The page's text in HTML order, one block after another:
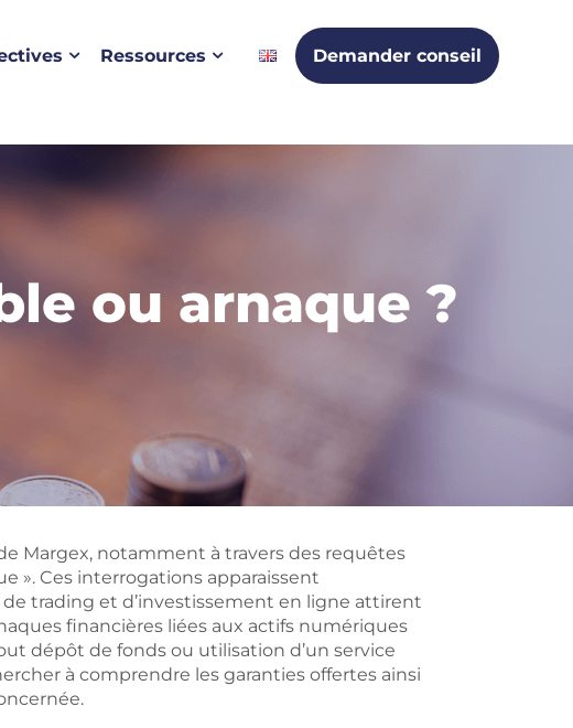
Ressources Demander conseil
ou arnaque ?
Margex, notamment à travers des requêtes
». Ces interrogations apparaissent
trading et d’investissement en ligne attirent
financières liées aux actifs numériques
dépôt de fonds ou utilisation d’un service
à comprendre les garanties offertes ainsi